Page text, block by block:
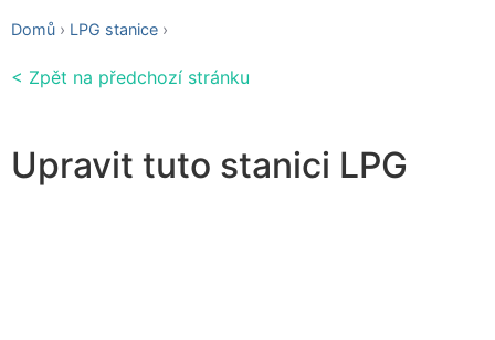
Domů LPG stanice
< Zpět na předchozí stránku
Upravit tuto stanici LPG